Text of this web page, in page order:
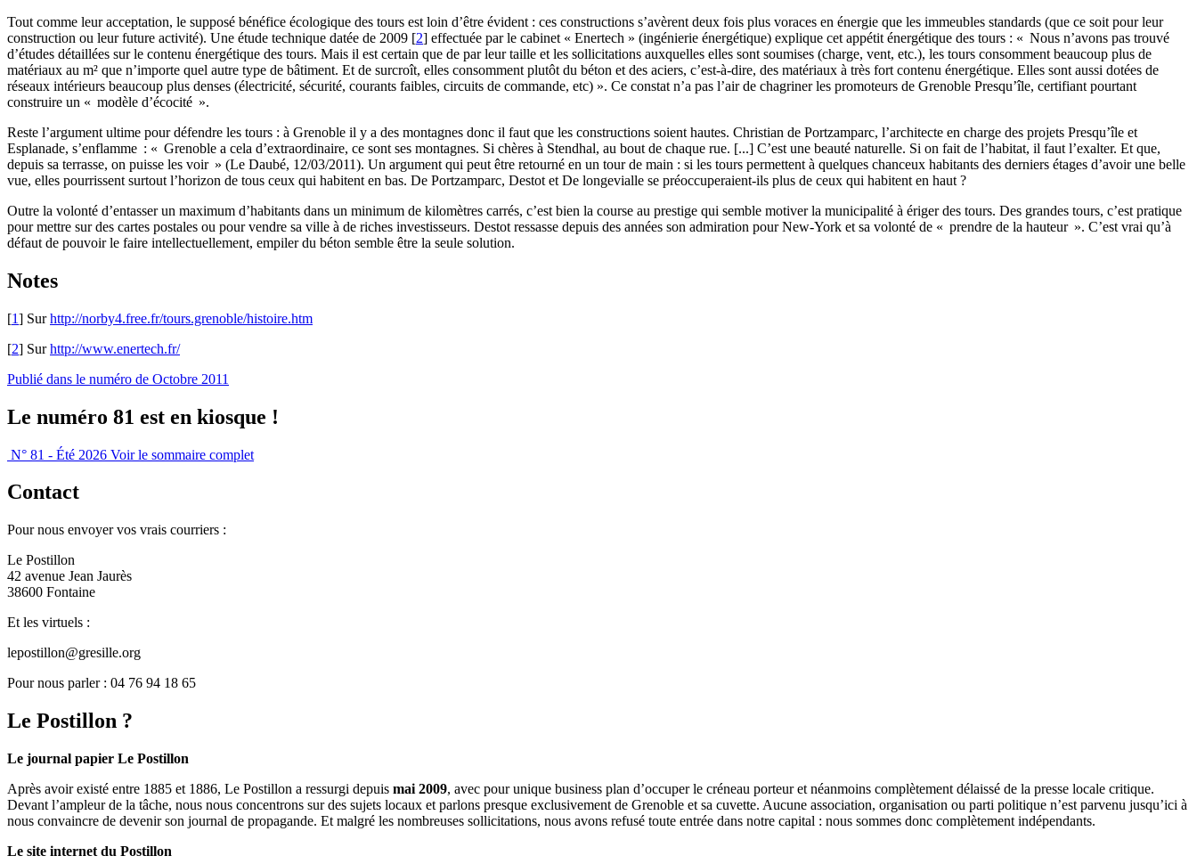
Tout comme leur acceptation, le supposé bénéfice écologique des tours est loin d’être évident : ces constructions s’avèrent deux fois plus voraces en énergie que les immeubles standards (que ce soit pour leur
construction ou leur future activité). Une étude technique datée de 2009 [2] effectuée par le cabinet « Enertech » (ingénierie énergétique) explique cet appétit énergétique des tours : « Nous n’avons pas trouvé
d’études détaillées sur le contenu énergétique des tours. Mais il est certain que de par leur taille et les sollicitations auxquelles elles sont soumises (charge, vent, etc.), les tours consomment beaucoup plus de
matériaux au m² que n’importe quel autre type de bâtiment. Et de surcroît, elles consomment plutôt du béton et des aciers, c’est-à-dire, des matériaux à très fort contenu énergétique. Elles sont aussi dotées de
réseaux intérieurs beaucoup plus denses (électricité, sécurité, courants faibles, circuits de commande, etc) ». Ce constat n’a pas l’air de chagriner les promoteurs de Grenoble Presqu’île, certifiant pourtant
construire un « modèle d’écocité ».
Reste l’argument ultime pour défendre les tours : à Grenoble il y a des montagnes donc il faut que les constructions soient hautes. Christian de Portzamparc, l’architecte en charge des projets Presqu’île et
Esplanade, s’enflamme : « Grenoble a cela d’extraordinaire, ce sont ses montagnes. Si chères à Stendhal, au bout de chaque rue. [...] C’est une beauté naturelle. Si on fait de l’habitat, il faut l’exalter. Et que,
depuis sa terrasse, on puisse les voir » (Le Daubé, 12/03/2011). Un argument qui peut être retourné en un tour de main : si les tours permettent à quelques chanceux habitants des derniers étages d’avoir une belle
vue, elles pourrissent surtout l’horizon de tous ceux qui habitent en bas. De Portzamparc, Destot et De longevialle se préoccuperaient-ils plus de ceux qui habitent en haut ?
Outre la volonté d’entasser un maximum d’habitants dans un minimum de kilomètres carrés, c’est bien la course au prestige qui semble motiver la municipalité à ériger des tours. Des grandes tours, c’est pratique
pour mettre sur des cartes postales ou pour vendre sa ville à de riches investisseurs. Destot ressasse depuis des années son admiration pour New-York et sa volonté de « prendre de la hauteur ». C’est vrai qu’à
défaut de pouvoir le faire intellectuellement, empiler du béton semble être la seule solution.
Notes
[1] Surhttp://norby4.free.fr/tours.grenoble/histoire.htm
[2] Surhttp://www.enertech.fr/
Publié dans le numéro de Octobre 2011
Le numéro 81 est en kiosque !
N° 81 - Été 2026 Voir le sommaire complet
Contact
Pour nous envoyer vos vrais courriers :
Le Postillon
42 avenue Jean Jaurès
38600 Fontaine
Et les virtuels :
lepostillon@gresille.org
Pour nous parler : 04 76 94 18 65
Le Postillon ?
Le journal papier Le Postillon
Après avoir existé entre 1885 et 1886, Le Postillon a ressurgi depuis mai 2009, avec pour unique business plan d’occuper le créneau porteur et néanmoins complètement délaissé de la presse locale critique.
Devant l’ampleur de la tâche, nous nous concentrons sur des sujets locaux et parlons presque exclusivement de Grenoble et sa cuvette. Aucune association, organisation ou parti politique n’est parvenu jusqu’ici à
nous convaincre de devenir son journal de propagande. Et malgré les nombreuses sollicitations, nous avons refusé toute entrée dans notre capital : nous sommes donc complètement indépendants.
Le site internet du Postillon